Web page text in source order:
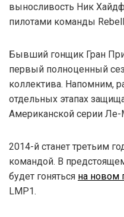
выносливость Ник
пилотами команды
Бывший гонщик Гран
первый полноценный
коллектива. Напомним,
отдельных этапах
Американской серии Ле-
2014-й станет третьим
командой. В
будет гоняться на новом
LMP1.